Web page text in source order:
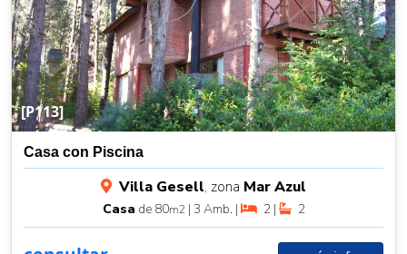
[P113]
Casa con Piscina
Villa Gesell, zona Mar Azul
Casa de 80m2 | 3 Amb. | 2 | 2